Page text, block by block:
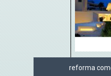
reforma